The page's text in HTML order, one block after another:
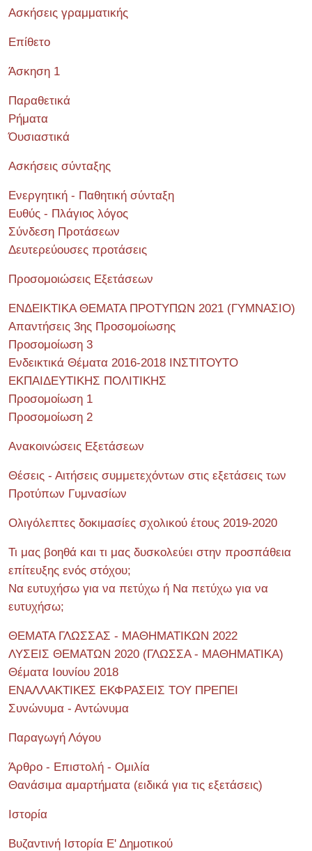
Ασκήσεις γραμματικής
Επίθετο
Άσκηση 1
Παραθετικά
Ρήματα
Όυσιαστικά
Ασκήσεις σύνταξης
Ενεργητική - Παθητική σύνταξη
Ευθύς - Πλάγιος λόγος
Σύνδεση Προτάσεων
Δευτερεύουσες προτάσεις
Προσομοιώσεις Εξετάσεων
ΕΝΔΕΙΚΤΙΚΑ ΘΕΜΑΤΑ ΠΡΟΤΥΠΩΝ 2021 (ΓΥΜΝΑΣΙΟ)
Απαντήσεις 3ης Προσομοίωσης
Προσομοίωση 3
Ενδεικτικά Θέματα 2016-2018 ΙΝΣΤΙΤΟΥΤΟ
ΕΚΠΑΙΔΕΥΤΙΚΗΣ ΠΟΛΙΤΙΚΗΣ
Προσομοίωση 1
Προσομοίωση 2
Ανακοινώσεις Εξετάσεων
Θέσεις - Αιτήσεις συμμετεχόντων στις εξετάσεις των
Προτύπων Γυμνασίων
Ολιγόλεπτες δοκιμασίες σχολικού έτους 2019-2020
Τι μας βοηθά και τι μας δυσκολεύει στην προσπάθεια
επίτευξης ενός στόχου;
Να ευτυχήσω για να πετύχω ή Να πετύχω για να
ευτυχήσω;
ΘΕΜΑΤΑ ΓΛΩΣΣΑΣ - ΜΑΘΗΜΑΤΙΚΩΝ 2022
ΛΥΣΕΙΣ ΘΕΜΑΤΩΝ 2020 (ΓΛΩΣΣΑ - ΜΑΘΗΜΑΤΙΚΑ)
Θέματα Ιουνίου 2018
ΕΝΑΛΛΑΚΤΙΚΕΣ ΕΚΦΡΑΣΕΙΣ ΤΟΥ ΠΡΕΠΕΙ
Συνώνυμα - Αντώνυμα
Παραγωγή Λόγου
Άρθρο - Επιστολή - Ομιλία
Θανάσιμα αμαρτήματα (ειδικά για τις εξετάσεις)
Ιστορία
Βυζαντινή Ιστορία Ε' Δημοτικού